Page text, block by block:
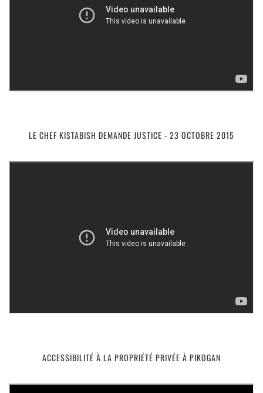
LE CHEF KISTABISH DEMANDE JUSTICE - 23 OCTOBRE 2015
ACCESSIBILITÉ À LA PROPRIÉTÉ PRIVÉE À PIKOGAN